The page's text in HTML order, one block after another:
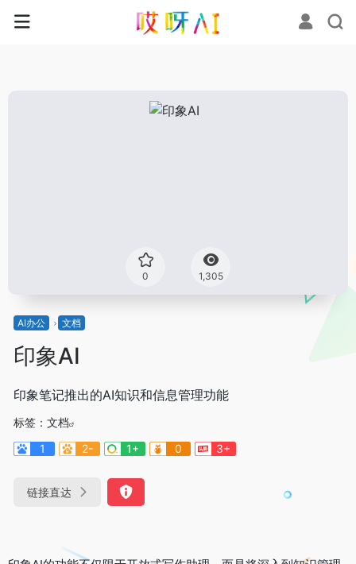
0 1,305
AI办公 文档
印象AI
印象笔记推出的AI知识和信息管理功能
标签： 文档
1
2- 1+ 0 3+
链接直达